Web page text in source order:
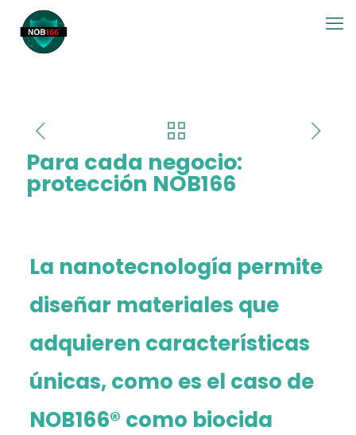
Para cada negocio:
protección NOB166
La nanotecnología permite
diseñar materiales que
adquieren características
únicas, como es el caso de
NOB166® como biocida